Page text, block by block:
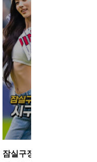
잠실구장 뒤흔든 미야오